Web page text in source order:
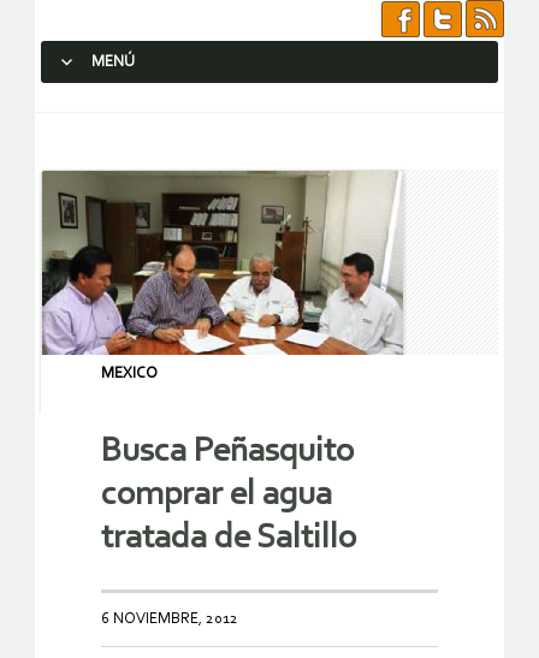
MENÚ
MEXICO
Busca Peñasquito
comprar el agua
tratada de Saltillo
6 NOVIEMBRE, 2012